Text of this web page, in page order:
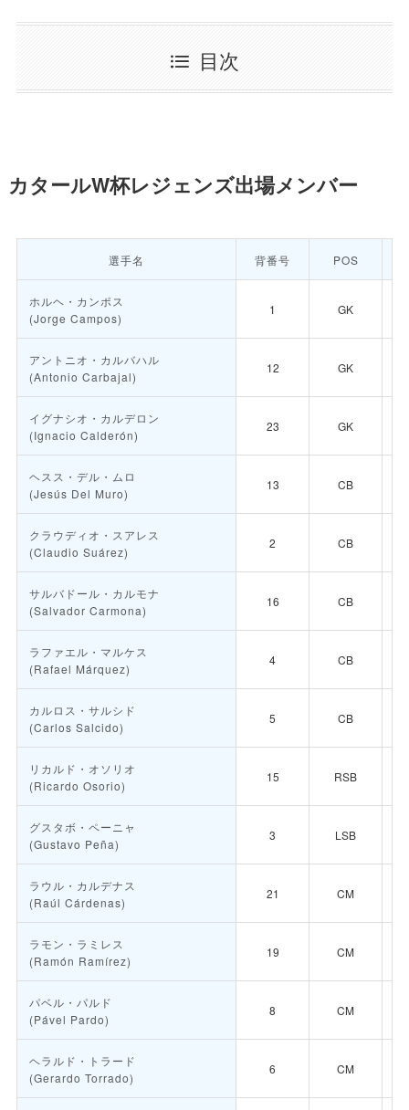
目次
カタールW杯レジェンズ出場メンバー
選手名 背番号 POS
ホルヘ・カンポス
(Jorge Campos)
1 GK
アントニオ・カルバハル
(Antonio Carbajal)
12 GK
イグナシオ・カルデロン
(Ignacio Calderón)
23 GK
ヘスス・デル・ムロ
(Jesús Del Muro)
13 CB
クラウディオ・スアレス
(Claudio Suárez)
2 CB
サルバドール・カルモナ
(Salvador Carmona)
16 CB
ラファエル・マルケス
(Rafael Márquez)
4 CB
カルロス・サルシド
(Carlos Salcido)
5 CB
リカルド・オソリオ
(Ricardo Osorio)
15 RSB
グスタボ・ペーニャ
(Gustavo Peña)
3 LSB
ラウル・カルデナス
(Raúl Cárdenas)
21 CM
ラモン・ラミレス
(Ramón Ramírez)
19 CM
パベル・パルド
(Pável Pardo)
8 CM
ヘラルド・トラード
(Gerardo Torrado)
6 CM